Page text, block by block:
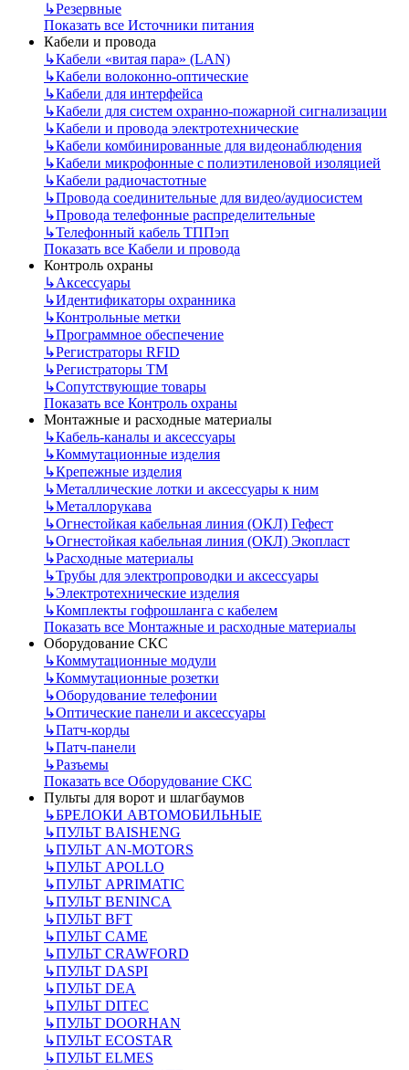
↳Резервные
Показать все Источники питания
Кабели и провода
↳Кабели «витая пара» (LAN)
↳Кабели волоконно-оптические
↳Кабели для интерфейса
↳Кабели для систем охранно-пожарной сигнализации
↳Кабели и провода электротехнические
↳Кабели комбинированные для видеонаблюдения
↳Кабели микрофонные с полиэтиленовой изоляцией
↳Кабели радиочастотные
↳Провода соединительные для видео/аудиосистем
↳Провода телефонные распределительные
↳Телефонный кабель ТППэп
Показать все Кабели и провода
Контроль охраны
↳Аксессуары
↳Идентификаторы охранника
↳Контрольные метки
↳Программное обеспечение
↳Регистраторы RFID
↳Регистраторы ТМ
↳Сопутствующие товары
Показать все Контроль охраны
Монтажные и расходные материалы
↳Кабель-каналы и аксессуары
↳Коммутационные изделия
↳Крепежные изделия
↳Металлические лотки и аксессуары к ним
↳Металлорукава
↳Огнестойкая кабельная линия (ОКЛ) Гефест
↳Огнестойкая кабельная линия (ОКЛ) Экопласт
↳Расходные материалы
↳Трубы для электропроводки и аксессуары
↳Электротехнические изделия
↳Комплекты гофрошланга с кабелем
Показать все Монтажные и расходные материалы
Оборудование СКС
↳Коммутационные модули
↳Коммутационные розетки
↳Оборудование телефонии
↳Оптические панели и аксессуары
↳Патч-корды
↳Патч-панели
↳Разъемы
Показать все Оборудование СКС
Пульты для ворот и шлагбаумов
↳БРЕЛОКИ АВТОМОБИЛЬНЫЕ
↳ПУЛЬТ BAISHENG
↳ПУЛЬТ AN-MOTORS
↳ПУЛЬТ APOLLO
↳ПУЛЬТ APRIMATIC
↳ПУЛЬТ BENINCA
↳ПУЛЬТ BFT
↳ПУЛЬТ CAME
↳ПУЛЬТ CRAWFORD
↳ПУЛЬТ DASPI
↳ПУЛЬТ DEA
↳ПУЛЬТ DITEC
↳ПУЛЬТ DOORHAN
↳ПУЛЬТ ECOSTAR
↳ПУЛЬТ ELMES